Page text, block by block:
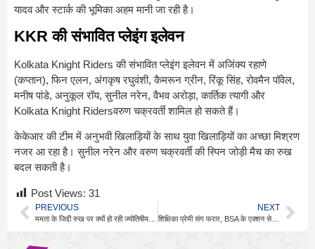
यादव और स्टार्क की भूमिका अहम मानी जा रही है।
KKR की संभावित प्लेइंग इलेवन
Kolkata Knight Riders की संभावित प्लेइंग इलेवन में अजिंक्य रहाणे
(कप्तान), फिन एलन, अंगकृष रघुवंशी, कैमरून ग्रीन, रिंकू सिंह, रोवमैन पॉवेल,
मनीष पांडे, अनुकूल रॉय, सुनील नरेन, वैभव अरोड़ा, कार्तिक त्यागी और
Kolkata Knight Ridersवरुण चक्रवर्ती शामिल हो सकते हैं।
केकेआर की टीम में अनुभवी खिलाड़ियों के साथ युवा खिलाड़ियों का अच्छा मिश्रण
नजर आ रहा है। सुनील नरेन और वरुण चक्रवर्ती की स्पिन जोड़ी मैच का रुख
बदल सकती है।
Post Views: 31
PREVIOUS
ममता के जिद्दी रुख पर क्यों हो रही ज्योतिषीय चर्चा
NEXT
शिक्षिका प्रेमी संग फरार, BSA के एक्शन से लौटी वापस